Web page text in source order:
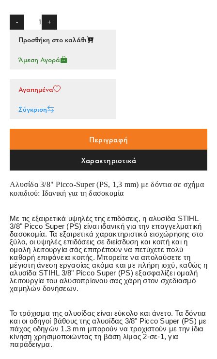
- +
Προσθήκη στο καλάθι
Άμεση Αγορά
Αγαπημένα
Σύγκριση
Περιγραφή
Χαρακτηριστικά
Αλυσίδα 3/8" Picco-Super (PS, 1,3 mm) με δόντια σε σχήμα
κοπιδιού: Ιδανική για τη δασοκομία
Με τις εξαιρετικά υψηλές της επιδόσεις, η αλυσίδα STIHL
3/8" Picco Super (PS) είναι ιδανική για την επαγγελματική
δασοκομία. Τα εξαιρετικά χαρακτηριστικά εισχώρησης στο
ξύλο, οι υψηλές επιδόσεις σε διείσδυση και κοπή και η
ομαλή λειτουργία σάς επιτρέπουν να πετύχετε πολύ
καθαρή επιφάνεια κοπής. Μπορείτε να απολαύσετε τη
μέγιστη άνεση εργασίας ακόμα και με πλήρη ισχύ, καθώς η
αλυσίδα STIHL 3/8" Picco Super (PS) εξασφαλίζει ομαλή
λειτουργία του αλυσοπρίονου σας χάρη στον σχεδιασμό
χαμηλών δονήσεων.
Το τρόχισμα της αλυσίδας είναι εύκολο και άνετο. Τα δόντια
και οι οδηγοί βάθους της αλυσίδας 3/8" Picco Super (PS) με
πάχος οδηγών 1,3 mm μπορούν να τροχιστούν με την ίδια
κίνηση χρησιμοποιώντας τη βάση λίμας 2-σε-1, για
παράδειγμα.